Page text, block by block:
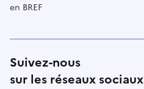
en BREF
Suivez-nous
sur les réseaux sociaux